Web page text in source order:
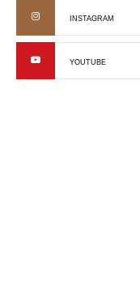
INSTAGRAM
YOUTUBE